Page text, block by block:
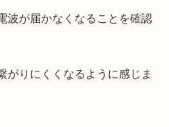
波が届かなくなることを確認
がりにくくなるように感じま